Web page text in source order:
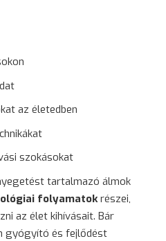
az életedben
szokásokat
tartalmazó álmok
folyamatokrészei,
az élet kihívásait. Bár
gyógyító és fejlődést